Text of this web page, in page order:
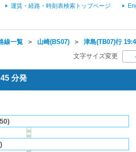
運賃・経路・時刻表検索トップページ
線一覧 ＞ 山崎(BS07) ＞ 津島(TB07)行
文字サイズ変更
分発